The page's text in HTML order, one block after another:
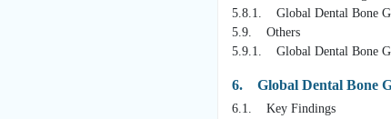
5.8.1. Global Dental Bone
5.9. Others
5.9.1. Global Dental Bone
6. Global Dental Bone
6.1. Key Findings